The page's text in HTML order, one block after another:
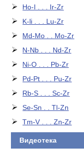
Ho-I . . . Ir-Zr
K-li . . . Lu-Zr
Md-Mo . . Mo-Zr
N-Nb . . . Nd-Zr
Ni-O . . . Pb-Zr
Pd-Pt . . . Pu-Zr
Rb-S . . . Sc-Zr
Se-Sn . . Tl-Zn
Tm-V . . . Zn-Zr
Видеотека